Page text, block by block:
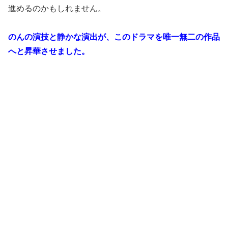
進めるのかもしれません。
のんの演技と静かな演出が、このドラマを唯一無二の作品
へと昇華させました。